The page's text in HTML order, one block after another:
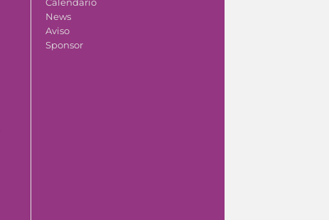
News
Aviso
Sponsor